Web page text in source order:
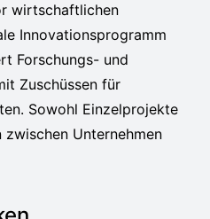
wirtschaftlichen
Innovationsprogramm
Forschungs- und
Zuschüssen für
Sowohl Einzelprojekte
Unternehmen